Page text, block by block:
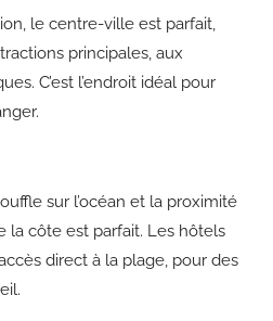
le centre-ville est parfait,
principales, aux
C’est l’endroit idéal pour
sur l’océan et la proximité
la côte est parfait. Les hôtels
direct à la plage, pour des